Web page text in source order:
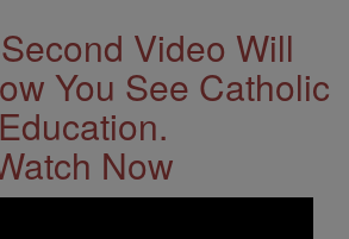
Video Will
You See Catholic
Education.
Now